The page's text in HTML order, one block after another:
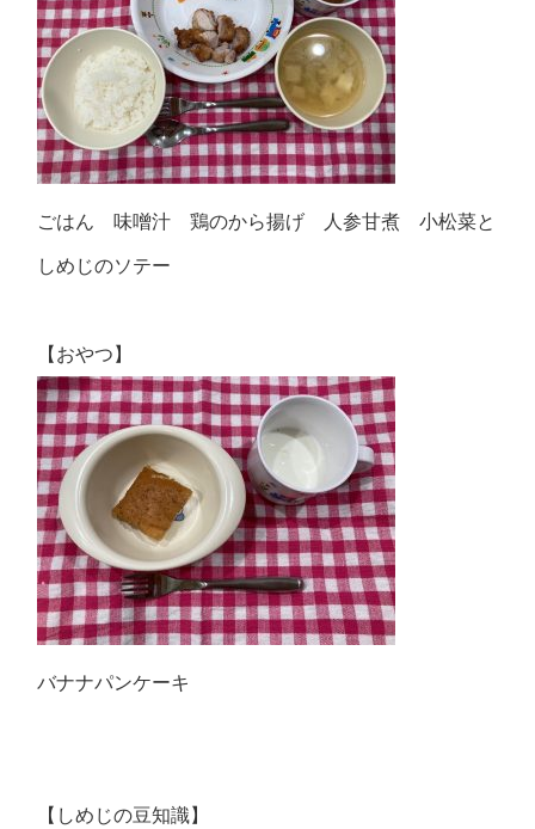
ごはん 味噌汁 鶏のから揚げ 人参甘煮 小松菜と
しめじのソテー
【おやつ】
バナナパンケーキ
【しめじの豆知識】